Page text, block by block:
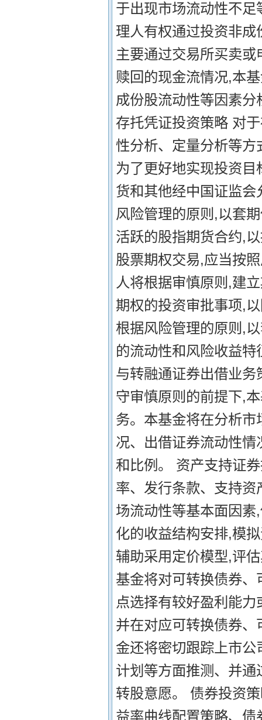
于出现市场流动性不
理人有权通过投资非
主要通过交易所买卖
赎回的现金流情况,本
成份股流动性等因素
存托凭证投资策略 对
性分析、定量分析等
为了更好地实现投资
货和其他经中国证监
风险管理的原则,以套
活跃的股指期货合约,
股票期权交易,应当按
人将根据审慎原则,建
期权的投资审批事项,
根据风险管理的原则,
的流动性和风险收益
与转融通证券出借业
守审慎原则的前提下,
务。本基金将在分析
况、出借证券流动性
和比例。 资产支持证
率、发行条款、支持
场流动性等基本面因
化的收益结构安排,模
辅助采用定价模型,评
基金将对可转换债券
点选择有较好盈利能
并在对应可转换债券
金还将密切跟踪上市
计划等方面推测、并
转股意愿。 债券投资
益率曲线配置策略、